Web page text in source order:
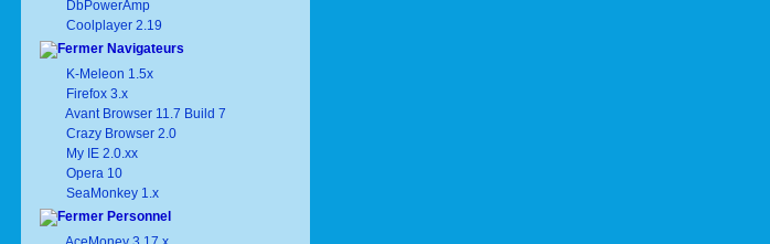
DbPowerAmp
Coolplayer 2.19
Navigateurs
K-Meleon 1.5x
Firefox 3.x
Avant Browser 11.7 Build 7
Crazy Browser 2.0
My IE 2.0.xx
Opera 10
SeaMonkey 1.x
Personnel